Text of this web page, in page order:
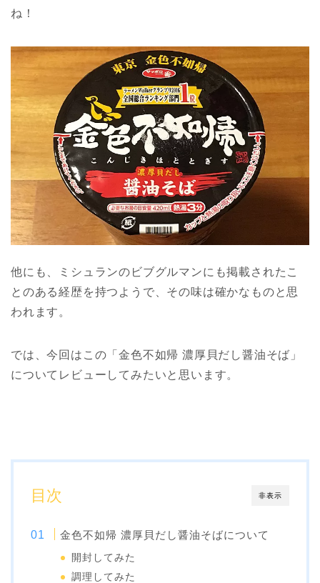
ね！
他にも、ミシュランのビブグルマンにも掲載されたこ
とのある経歴を持つようで、その味は確かなものと思
われます。
では、今回はこの「金色不如帰 濃厚貝だし醤油そば」
についてレビューしてみたいと思います。
非表示
目次
金色不如帰 濃厚貝だし醤油そばについて
開封してみた
調理してみた